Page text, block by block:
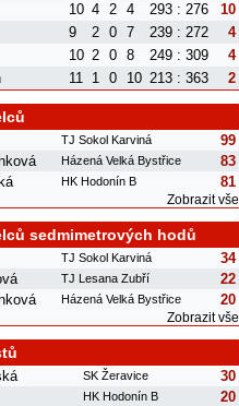
10 4 2 4 293 : 276
10
9 2 0 7 239 : 272
4
10 2 0 8 249 : 309
4
11 1 0 10 213 : 363 2
TJ Sokol Karviná
99
Házená Velká Bystřice
83
HK Hodonín B 81
Zobrazit vše
sedmimetrových hodů
TJ Sokol Karviná
34
TJ Lesana Zubří
22
Házená Velká Bystřice 20
Zobrazit vše
SK Žeravice
30
HK Hodonín B
20